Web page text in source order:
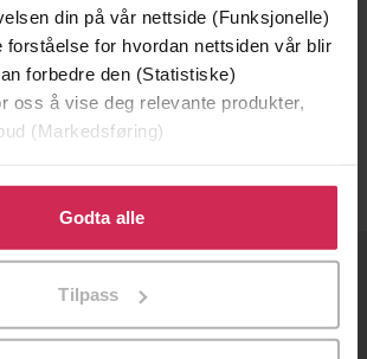
din på vår nettside (Funksjonelle)
forståelse for hvordan nettsiden vår blir
forbedre den (Statistiske)
oss å vise deg relevante produkter,
(Markedsføring)
for å gi oss ditt samtykke til å
alle disse formålene. Du kan også
til spesifikke formål ved å klikke
Godta alle
Tilpass
159,-
Improvisasjon person
Arild Vange